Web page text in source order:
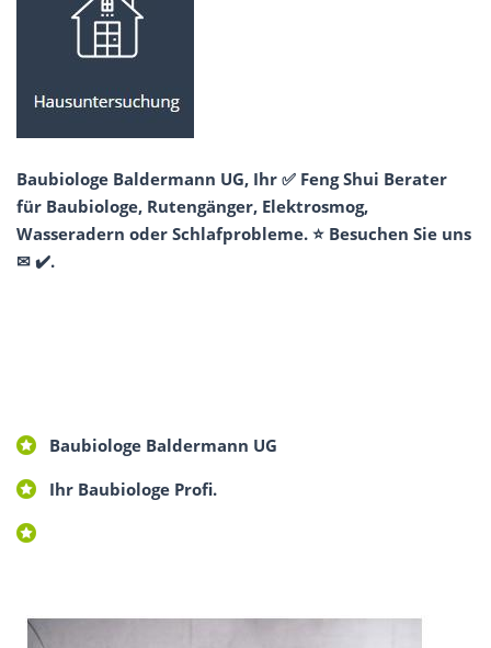
Baubiologe Baldermann UG, Ihr ✅ Feng Shui Berater
für Baubiologe, Rutengänger, Elektrosmog,
Wasseradern oder Schlafprobleme. ⭐ Besuchen Sie uns
✉ ✔️.
Baubiologe Baldermann UG
Ihr Baubiologe Profi.